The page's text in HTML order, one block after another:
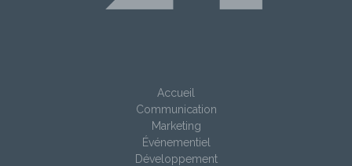
Accueil
Communication
Marketing
Événementiel
Développement